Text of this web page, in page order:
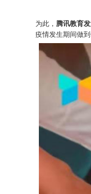
为此， 腾讯教育
疫情发生期间做